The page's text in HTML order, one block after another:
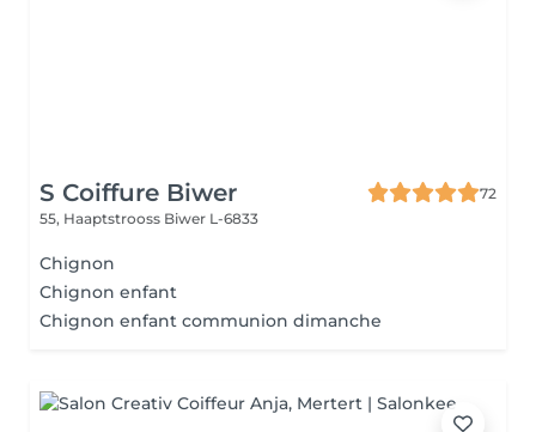
S Coiffure Biwer
72
55, Haaptstrooss Biwer L-6833
Chignon
Chignon enfant
Chignon enfant communion dimanche